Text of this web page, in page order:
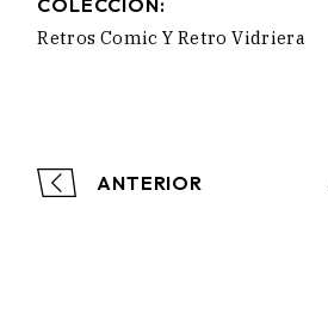
Retros Comic Y Retro Vidriera
ANTERIOR